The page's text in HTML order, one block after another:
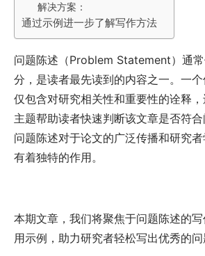
解决方案：
通过示例进一步了解写作方法
问题陈述（Problem Statement）通
分，是读者最先读到的内容之一。一
仅包含对研究相关性和重要性的诠释
主题帮助读者快速判断该文章是否符合
问题陈述对于论文的广泛传播和研究
有着独特的作用。
本期文章，我们将聚焦于问题陈述的
用示例，助力研究者轻松写出优秀的问